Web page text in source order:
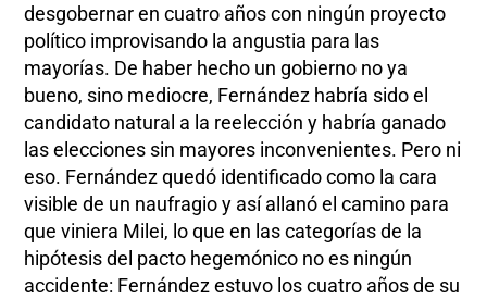
desgobernar en cuatro años con ningún proyecto
político improvisando la angustia para las
mayorías. De haber hecho un gobierno no ya
bueno, sino mediocre, Fernández habría sido el
candidato natural a la reelección y habría ganado
las elecciones sin mayores inconvenientes. Pero ni
eso. Fernández quedó identificado como la cara
visible de un naufragio y así allanó el camino para
que viniera Milei, lo que en las categorías de la
hipótesis del pacto hegemónico no es ningún
accidente: Fernández estuvo los cuatro años de su